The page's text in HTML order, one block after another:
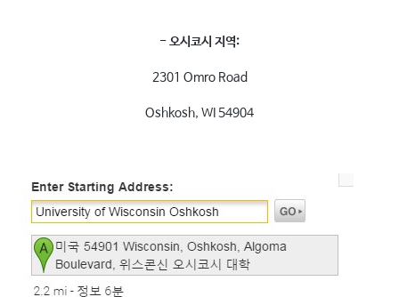
- 오시코시 지역:
2301 Omro Road
Oshkosh, WI 54904